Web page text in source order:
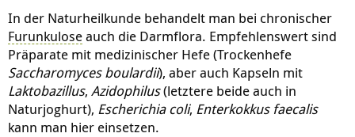
In der Naturheilkunde behandelt man bei chronischer
Furunkuloseauch die Darmflora. Empfehlenswert sind
Präparate mit medizinischer Hefe (Trockenhefe
Saccharomyces boulardii), aber auch Kapseln mit
Laktobazillus, Azidophilus(letztere beide auch in
Naturjoghurt), Escherichia coli, Enterkokkus faecalis
kann man hier einsetzen.